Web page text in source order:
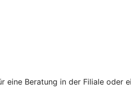
eine Beratung in der Filiale oder